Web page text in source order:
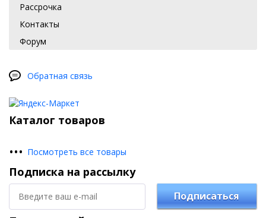
Рассрочка
Контакты
Форум
Обратная связь
Каталог товаров
••• Посмотреть все товары
Подписка на рассылку
Подписаться